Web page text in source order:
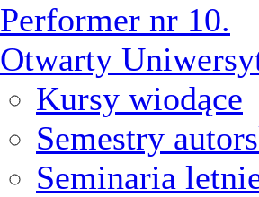
Performer nr 10.
Otwarty
Kursy wiodące
Semestry
Seminaria